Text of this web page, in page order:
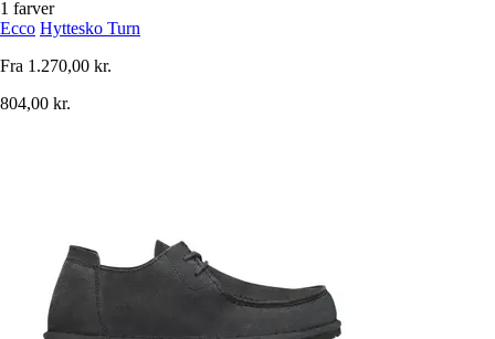
1 farver
Ecco Hyttesko Turn
Fra 1.270,00 kr.
804,00 kr.